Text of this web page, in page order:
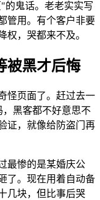
的鬼话。老老实实写
管用。有个客户非要
权，哭都来不及。
被黑才后悔
怪页面了。赶过去一
，黑客都不好意思不
证，就像给防盗门再
最惨的是某婚庆公
了。现在用着自动备
几块，但比事后哭